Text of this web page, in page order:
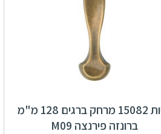
ידיות 15082 מרחק ברגים 128 מ"מ
ברונזה פירנצה M09